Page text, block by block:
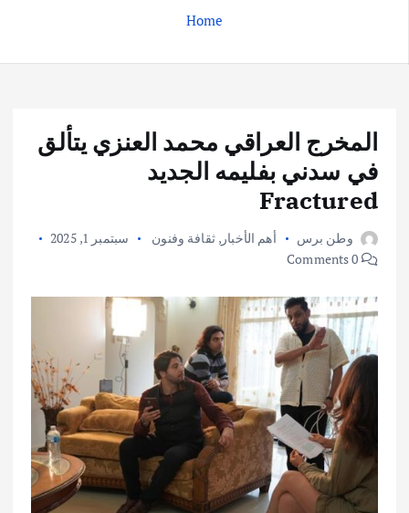
Home
المخرج العراقي محمد العنزي يتألق
في سدني بفليمه الجديد
Fractured
وطن برس أهم الأخبار ,ثقافة وفنون
سبتمبر 1, 2025